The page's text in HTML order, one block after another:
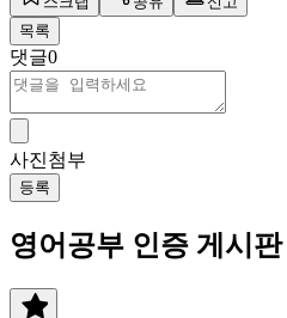
목록
댓글0
사진첨부
등록
영어공부 인증 게시판